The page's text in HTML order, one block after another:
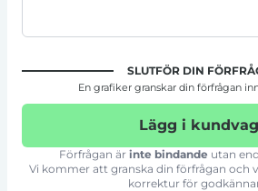
SLUTFÖR DIN
En grafiker granskar din förfrågan
Lägg i
Förfrågan är inte bindande utan
Vi kommer att granska din förfrågan och
korrektur för